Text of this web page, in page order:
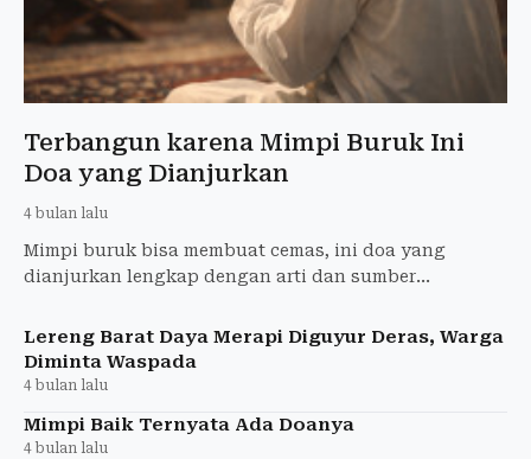
Terbangun karena Mimpi Buruk Ini
Doa yang Dianjurkan
4 bulan lalu
Mimpi buruk bisa membuat cemas, ini doa yang
dianjurkan lengkap dengan arti dan sumber
Lereng Barat Daya Merapi Diguyur Deras, Warga
Diminta Waspada
4 bulan lalu
Mimpi Baik Ternyata Ada Doanya
4 bulan lalu